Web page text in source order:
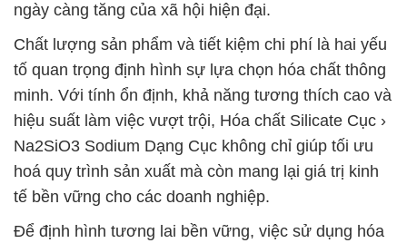
ngày càng tăng của xã hội hiện đại.
Chất lượng sản phẩm và tiết kiệm chi phí là hai yếu
tố quan trọng định hình sự lựa chọn hóa chất thông
minh. Với tính ổn định, khả năng tương thích cao và
hiệu suất làm việc vượt trội, Hóa chất Silicate Cục ›
Na2SiO3 Sodium Dạng Cục không chỉ giúp tối ưu
hoá quy trình sản xuất mà còn mang lại giá trị kinh
tế bền vững cho các doanh nghiệp.
Để định hình tương lai bền vững, việc sử dụng hóa